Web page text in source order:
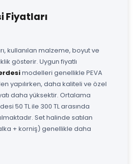
Fiyatları
kullanılan malzeme, boyut ve
gösterir. Uygun fiyatlı
modelleri genellikle PEVA
yapılırken, daha kaliteli ve özel
daha yüksektir. Ortalama
50 TL ile 300 TL arasında
Set halinde satılan
+ korniş) genellikle daha